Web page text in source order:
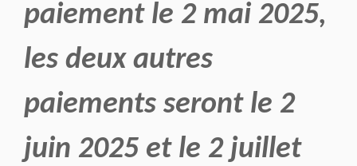
paiement le 2 mai 2025,
les deux autres
paiements seront le 2
juin 2025 et le 2 juillet